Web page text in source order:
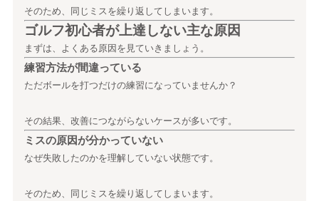
そのため、同じミスを繰り返してしまいます。
ゴルフ初心者が上達しない主な原因
まずは、よくある原因を見ていきましょう。
練習方法が間違っている
ただボールを打つだけの練習になっていませんか？
その結果、改善につながらないケースが多いです。
ミスの原因が分かっていない
なぜ失敗したのかを理解していない状態です。
そのため、同じミスを繰り返してしまいます。